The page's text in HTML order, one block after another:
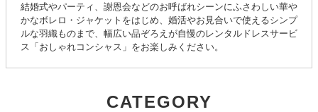
結婚式やパーティ、謝恩会などのお呼ばれシーンにふさわしい華や
かなボレロ・ジャケットをはじめ、婚活やお見合いで使えるシンプ
ルな羽織ものまで、幅広い品ぞろえが自慢のレンタルドレスサービ
ス「おしゃれコンシャス」をお楽しみください。
CATEGORY